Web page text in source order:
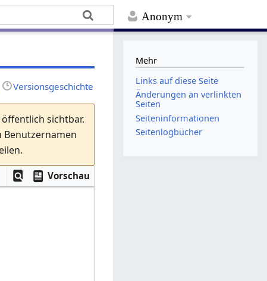
Anonym
Versionsgeschichte
sichtbar.
Benutzernamen
Vorschau
Mehr
Links auf diese Seite
Änderungen an verlinkten
Seiten
Seiten­­informationen
Seitenlogbücher